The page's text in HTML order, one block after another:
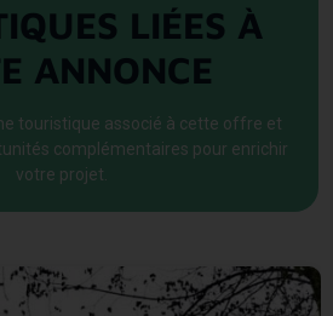
LIÉES À
ANNONCE
touristique associé à cette offre et
complémentaires pour enrichir
votre projet.